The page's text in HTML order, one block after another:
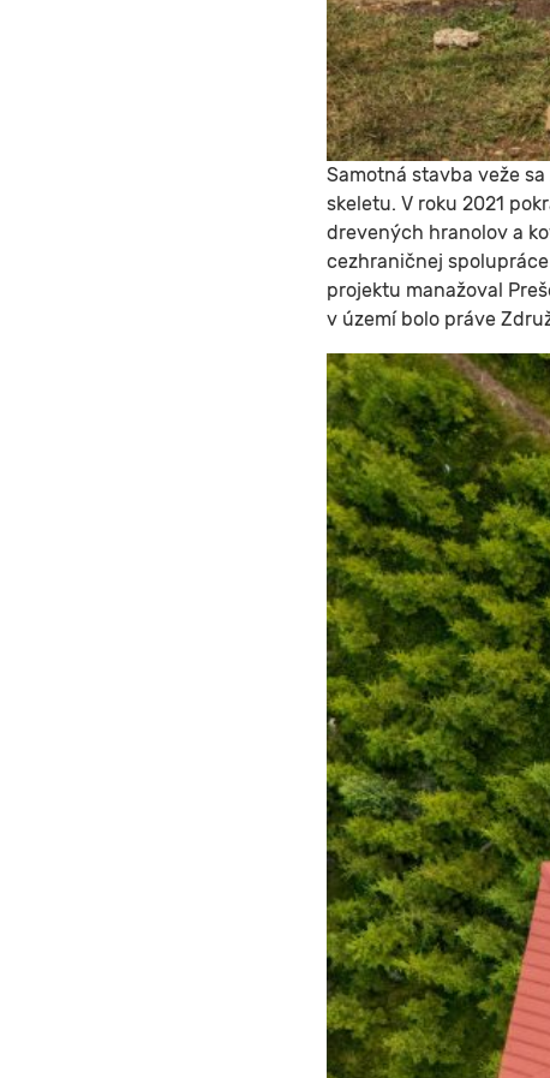
Samotná stavba veže
skeletu. V roku 2021
drevených hranolov a
cezhraničnej
projektu manažoval
v území bolo práve